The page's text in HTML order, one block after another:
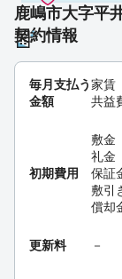
鹿嶋市大字平
契約情報
毎月支払う
金額
家賃
共益
初期費用
敷金
礼金
保証
敷引
償却
更新料 －